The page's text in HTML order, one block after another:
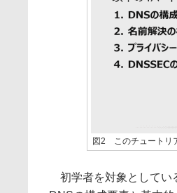
図2 このチュートリ
初学者を対象としてい